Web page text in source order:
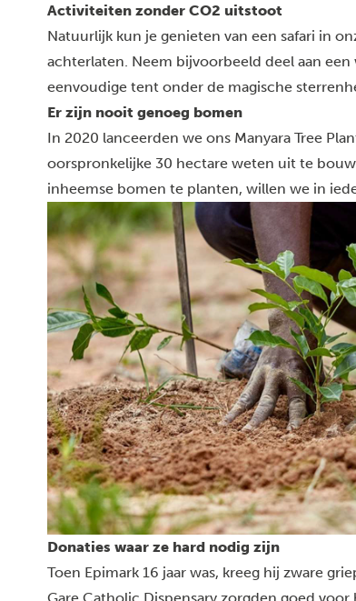
Activiteiten zonder CO2 uitstoot
Natuurlijk kun je genieten van een safari in
achterlaten. Neem bijvoorbeeld deel aan
eenvoudige tent onder de magische
Er zijn nooit genoeg bomen
In 2020 lanceerden we ons Manyara Tree
oorspronkelijke 30 hectare weten uit te
inheemse bomen te planten, willen we in
Donaties waar ze hard nodig zijn
Toen Epimark 16 jaar was, kreeg hij zware